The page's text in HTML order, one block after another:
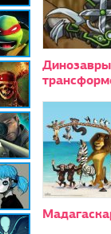
Динозавры